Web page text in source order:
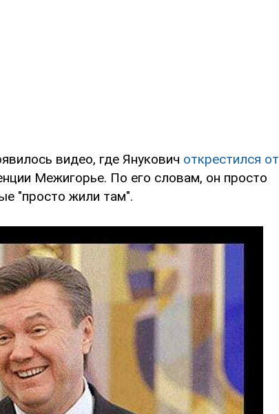
видео, где Янукович открестился от
Межигорье. По его словам, он просто
"просто жили там".